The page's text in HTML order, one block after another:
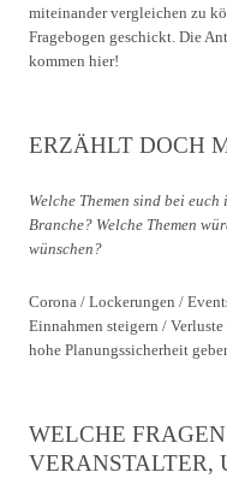
miteinander vergleichen zu
Fragebogen geschickt. Die
kommen hier!
ERZÄHLT DOCH
Welche Themen sind bei
Branche? Welche Themen
wünschen?
Corona / Lockerungen /
Einnahmen steigern /
hohe Planungssicherheit
WELCHE
VERANSTALTER,